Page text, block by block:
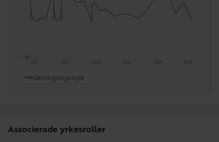
Låg
2026
2025
2024
2023
2022
2021
Mätningsingenjör
Associerade yrkesroller